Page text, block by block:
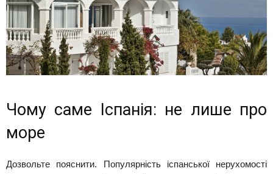
Чому саме Іспанія: не лише про
море
Дозвольте пояснити. Популярність іспанської нерухомості